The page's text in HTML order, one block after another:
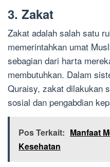
3. Zakat
Zakat adalah salah satu
memerintahkan umat
sebagian dari harta
membutuhkan. Dalam
Quraisy, zakat dilakukan
sosial dan pengabdian
Pos Terkait: Manfaat
Kesehatan